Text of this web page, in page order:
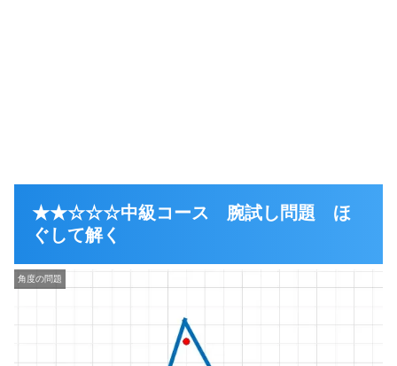
★★☆☆☆中級コース 腕試し問題 ほ
ぐして解く
角度の問題